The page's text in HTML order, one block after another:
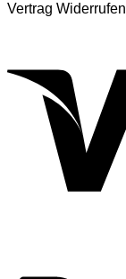
Vertrag Widerrufen